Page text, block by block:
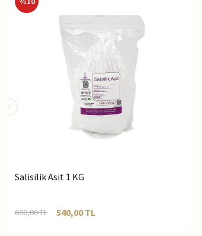
Salisilik Asit 1 KG
600,00TL 540,00TL